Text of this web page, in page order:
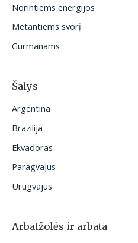
:
Norintiems energijos
Metantiems svorį
Gurmanams
Šalys
Argentina
Brazilija
Ekvadoras
Paragvajus
Urugvajus
Arbatžolės ir arbata